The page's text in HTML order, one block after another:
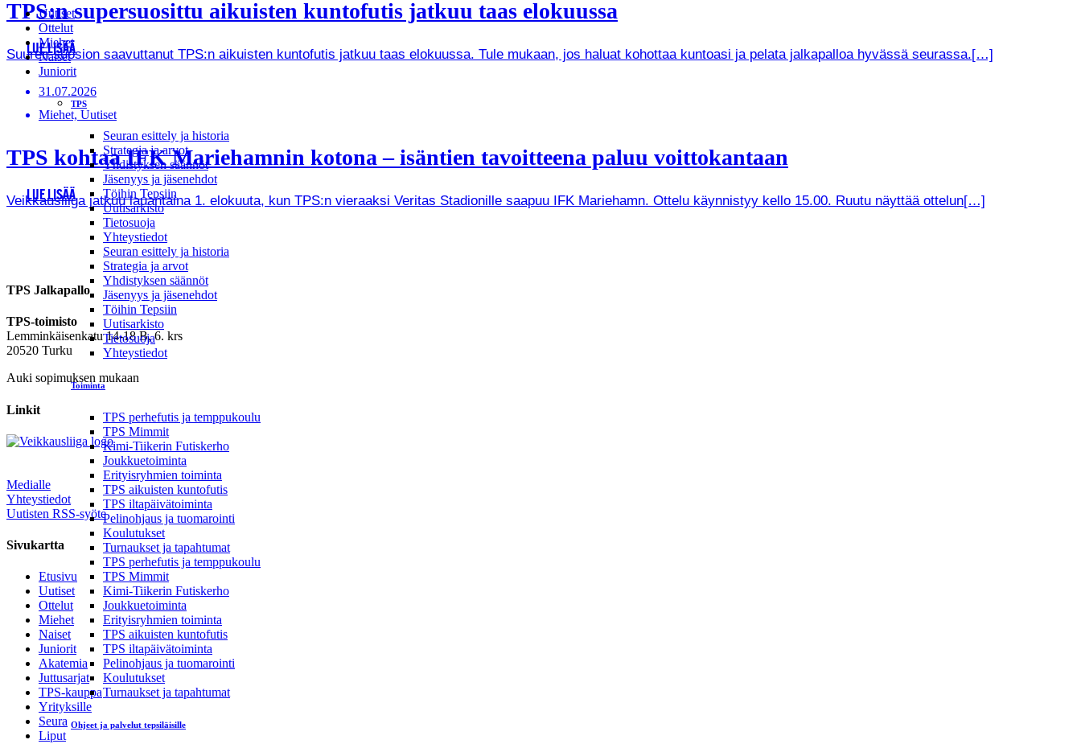
Uutiset
Ottelut
Miehet
Naiset
Juniorit
TPS
Seuran esittely ja historia
Strategia ja arvot
Yhdistyksen säännöt
Jäsenyys ja jäsenehdot
Töihin Tepsiin
Uutisarkisto
Tietosuoja
Yhteystiedot
Seuran esittely ja historia
Strategia ja arvot
Yhdistyksen säännöt
Jäsenyys ja jäsenehdot
Töihin Tepsiin
Uutisarkisto
Tietosuoja
Yhteystiedot
Toiminta
TPS perhefutis ja temppukoulu
TPS Mimmit
Kimi-Tiikerin Futiskerho
Joukkuetoiminta
Erityisryhmien toiminta
TPS aikuisten kuntofutis
TPS iltapäivätoiminta
Pelinohjaus ja tuomarointi
Koulutukset
Turnaukset ja tapahtumat
TPS perhefutis ja temppukoulu
TPS Mimmit
Kimi-Tiikerin Futiskerho
Joukkuetoiminta
Erityisryhmien toiminta
TPS aikuisten kuntofutis
TPS iltapäivätoiminta
Pelinohjaus ja tuomarointi
Koulutukset
Turnaukset ja tapahtumat
Ohjeet ja palvelut tepsiläisille
TPS:n supersuosittu aikuisten kuntofutis jatkuu taas elokuussa
Suuren suosion saavuttanut TPS:n aikuisten kuntofutis jatkuu taas elokuussa. Tule mukaan, jos haluat kohottaa kuntoasi ja pelata jalkapalloa hyvässä seurassa.[…]
LUE LISÄÄ
31.07.2026
Miehet, Uutiset
TPS kohtaa IFK Mariehamnin kotona – isäntien tavoitteena paluu voittokantaan
Veikkausliiga jatkuu lauantaina 1. elokuuta, kun TPS:n vieraaksi Veritas Stadionille saapuu IFK Mariehamn. Ottelu käynnistyy kello 15.00. Ruutu näyttää ottelun[…]
LUE LISÄÄ
TPS Jalkapallo
TPS-toimisto
Lemminkäisenkatu 14-18 B, 6. krs
20520 Turku
Auki sopimuksen mukaan
Linkit
Medialle
Yhteystiedot
Uutisten RSS-syöte
Sivukartta
Etusivu
Uutiset
Ottelut
Miehet
Naiset
Juniorit
Akatemia
Juttusarjat
TPS-kauppa
Yrityksille
Seura
Liput